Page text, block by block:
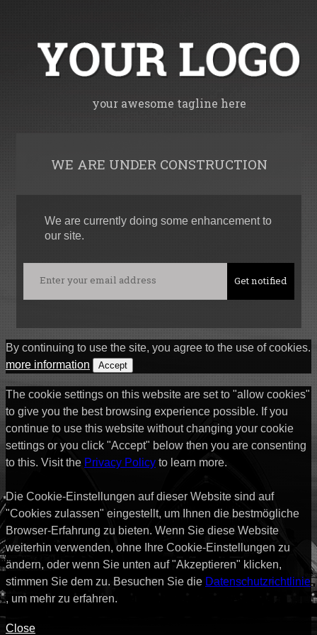
your awesome tagline here
WE ARE UNDER CONSTRUCTION
We are currently doing some enhancement to
our site.
By continuing to use the site, you agree to the use of cookies.
more information
Accept
The cookie settings on this website are set to "allow cookies"
to give you the best browsing experience possible. If you
continue to use this website without changing your cookie
settings or you click "Accept" below then you are consenting
to this. Visit the Privacy Policy to learn more.
Die Cookie-Einstellungen auf dieser Website sind auf
"Cookies zulassen" eingestellt, um Ihnen die bestmögliche
Browser-Erfahrung zu bieten. Wenn Sie diese Website
weiterhin verwenden, ohne Ihre Cookie-Einstellungen zu
ändern, oder wenn Sie unten auf "Akzeptieren" klicken,
stimmen Sie dem zu. Besuchen Sie die Datenschutzrichtlinie
, um mehr zu erfahren.
Close